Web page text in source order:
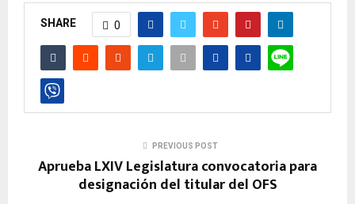
SHARE 0
PREVIOUS POST
Aprueba LXIV Legislatura convocatoria para
designación del titular del OFS